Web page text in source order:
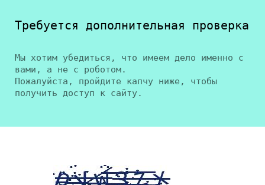
Требуется дополнительная проверка
Мы хотим убедиться, что имеем дело именно с
вами, а не с роботом.
Пожалуйста, пройдите капчу ниже, чтобы
получить доступ к сайту.